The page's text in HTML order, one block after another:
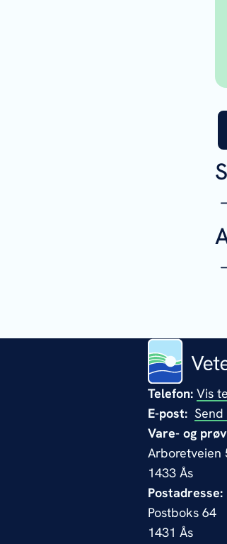
Telefon: Vis
E-post:
Vare- og
Arboretveien
1433 Ås
Postadresse:
Postboks 64
1431 Ås